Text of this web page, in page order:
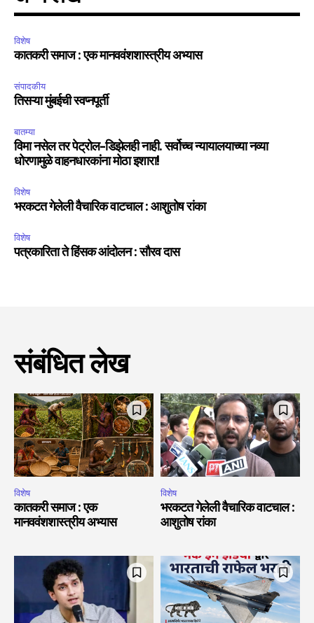
विशेष
कातकरी समाज : एक मानववंशशास्त्रीय अभ्यास
संपादकीय
तिसऱ्या मुंबईची स्वप्नपूर्ती
बातम्या
विमा नसेल तर पेट्रोल-डिझेलही नाही. सर्वोच्च न्यायालयाच्या नव्या
धोरणामुळे वाहनधारकांना मोठा इशारा!
विशेष
भरकटत गेलेली वैचारिक वाटचाल : आशुतोष रांका
विशेष
पत्रकारिता ते हिंसक आंदोलन : सौरव दास
संबंधित लेख
विशेष
कातकरी समाज : एक
मानववंशशास्त्रीय अभ्यास
विशेष
भरकटत गेलेली वैचारिक वाटचाल :
आशुतोष रांका